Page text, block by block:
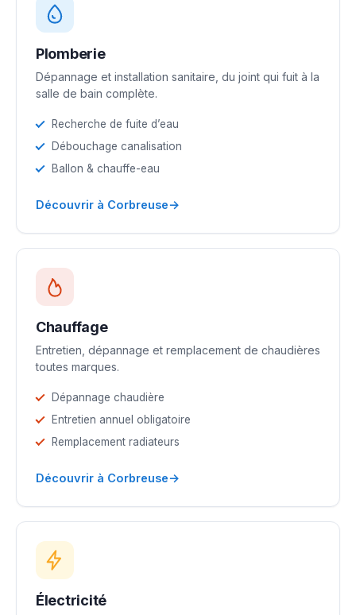
Plomberie
Dépannage et installation sanitaire, du joint qui fuit à la
salle de bain complète.
Recherche de fuite d’eau
Débouchage canalisation
Ballon & chauffe-eau
Découvrir à Corbreuse→
Chauffage
Entretien, dépannage et remplacement de chaudières
toutes marques.
Dépannage chaudière
Entretien annuel obligatoire
Remplacement radiateurs
Découvrir à Corbreuse→
Électricité